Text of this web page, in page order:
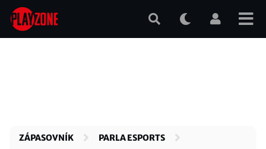
Přejít
hlavnímu
ZÁPASOVNÍK PARLA ESPORTS